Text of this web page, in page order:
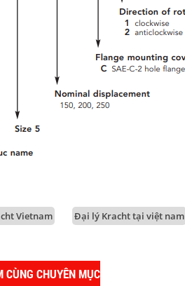
Vietnam Đại lý Kracht tại việt nam
CÙNG CHUYÊN MỤC